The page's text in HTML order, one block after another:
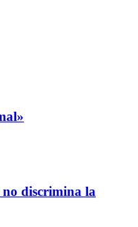
discrimina la